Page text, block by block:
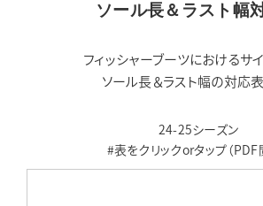
ソール長＆ラスト幅
フィッシャーブーツにおけるサ
ソール長＆ラスト幅の対応表
24-25シーズン
#表をクリックorタップ（PDF